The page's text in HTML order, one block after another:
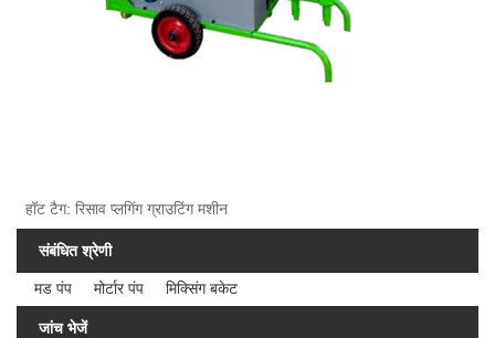
हॉट टैग: रिसाव प्लगिंग ग्राउटिंग मशीन
संबंधित श्रेणी
मड पंप मोर्टार पंप मिक्सिंग बकेट
जांच भेजें